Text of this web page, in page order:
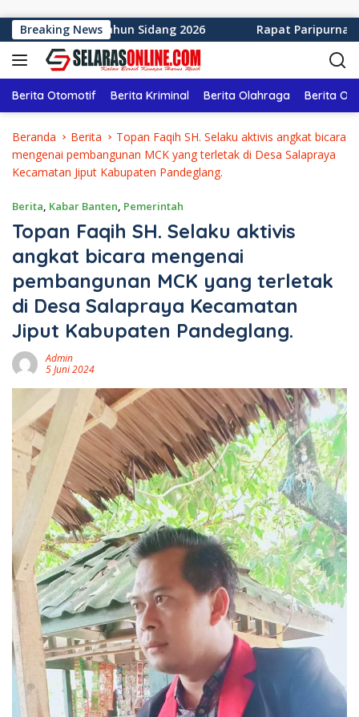
Breaking News
Tahun Sidang 2026 Rapat Paripurna ke-12
Berita Otomotif Berita Kriminal Berita Olahraga Berita
Beranda Berita
Topan Faqih SH. Selaku aktivis angkat bicara
mengenai pembangunan MCK yang terletak di Desa Salapraya
Kecamatan Jiput Kabupaten Pandeglang.
Berita, Kabar Banten, Pemerintah
Topan Faqih SH. Selaku aktivis
angkat bicara mengenai
pembangunan MCK yang terletak
di Desa Salapraya Kecamatan
Jiput Kabupaten Pandeglang.
Admin
5 Juni 2024